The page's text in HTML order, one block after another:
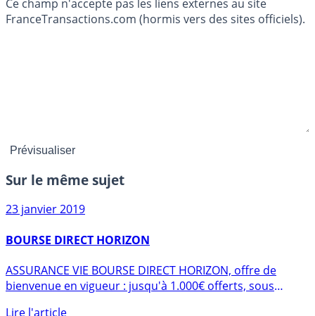
Ce champ n'accepte pas les liens externes au site
FranceTransactions.com (hormis vers des sites officiels).
Sur le même sujet
23 janvier 2019
BOURSE DIRECT HORIZON